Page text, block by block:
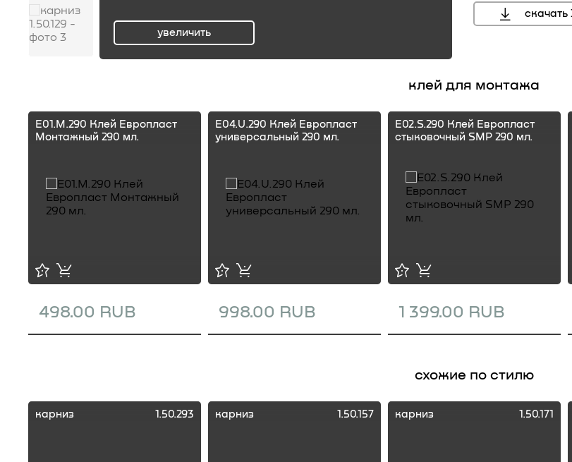
увеличить
скачать
клей для монтажа
E01.M.290 Клей Европласт
Монтажный 290 мл.
498.00 RUB
E04.U.290 Клей Европласт
универсальный 290 мл.
998.00 RUB
E02.S.290 Клей Европласт
стыковочный SMP 290 мл.
1 399.00 RUB
схожие по стилю
карниз 1.50.293 карниз 1.50.157 карниз 1.50.171